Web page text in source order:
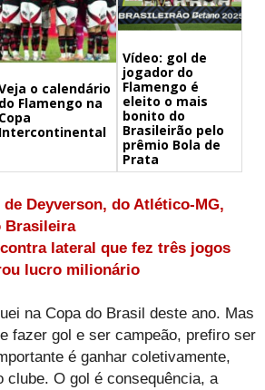
o calendário
do Flamengo na
Copa
Intercontinental
Vídeo: gol de
jogador do
Flamengo é
eleito o mais
bonito do
Brasileirão pelo
prêmio Bola de
Prata
de Deyverson, do Atlético-MG,
Brasileira
lateral que fez três jogos
lucro milionário
na Copa do Brasil deste ano. Mas
fazer gol e ser campeão, prefiro ser
é ganhar coletivamente,
clube. O gol é consequência, a